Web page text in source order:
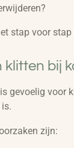
stap voor stap
klitten bij
gevoelig voor
zijn: